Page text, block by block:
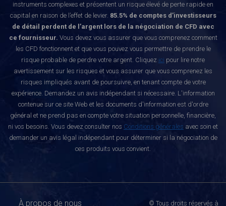
instruments complexes et présentent un risque élevé de perte rapide en
capital en raison de l’effet de levier. 85.5% de comptes d’investisseurs
de détail perdent de l’argent lors de la négociation de CFD avec
ce fournisseur. Vous devez vous assurer que vous comprenez comment
les CFD fonctionnent et que vous pouvez vous permettre de prendre le
risque probable de perdre votre argent. Cliquez ici pour lire notre
avertissement sur les risques et vous assurer que vous comprenez les
risques impliqués avant de poursuivre, en tenant compte de votre
expérience. Demandez un avis indépendant si nécessaire. L'information
contenue sur ce site Web et les documents d'information est d'ordre
général et ne prend pas en compte votre situation personnelle, financière,
ni vos besoins. Vous devez consulter nos Conditions générales avec soin et
demander un avis légal indépendant pour déterminer si la négociation de
ces produits vous convient.
À propos de nous © Tous droits réservés à